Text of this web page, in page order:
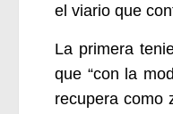
el viario que
La primera
que “con la
recupera como